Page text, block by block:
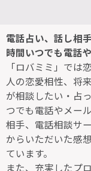
電話占い、話し相
時間いつでも電話
「ロバミミ」では
人の恋愛相性、将
が相談したい・占
つでも電話やメー
相手、電話相談サ
からいただいた感
ています。
また、充実したプ